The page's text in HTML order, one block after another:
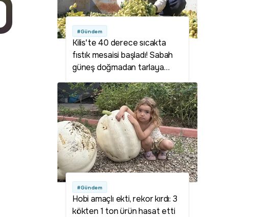
#Gündem
Kilis'te 40 derece sıcakta
fıstık mesaisi başladı! Sabah
güneş doğmadan tarlaya
yüzünü güldürdü
#Gündem
Hobi amaçlı ekti, rekor kırdı: 3
kökten 1 ton ürün hasat etti